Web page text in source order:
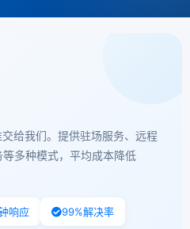
给我们。提供驻场服务、远程
多种模式，平均成本降低
响应 99%解决率